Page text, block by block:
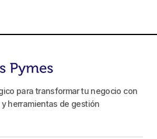
para transformar tu negocio con
herramientas de gestión